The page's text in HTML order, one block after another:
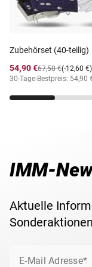
ausschließlich auf
Dicke des Stahl-
Zubehörset (40-teilig)
54,90 €
(-12,60 €)
67,50 €
30-Tage-Bestpreis: 54,90
IMM-
Aktuelle
E-Mail Adresse*